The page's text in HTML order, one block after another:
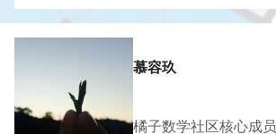
慕容玖
橘子数学社区核心成员